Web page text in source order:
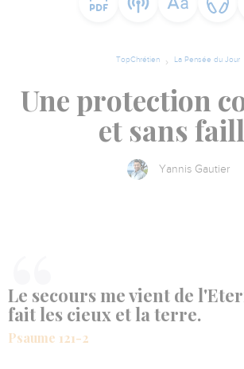
TopChrétien La Pensée du Jour
Une protection
et sans
Yannis Gautier
Le secours me vient de
fait les cieux et la terre.
Psaume 121-2